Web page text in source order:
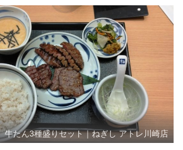
牛たん3種盛りセット｜ねぎし アトレ川崎店